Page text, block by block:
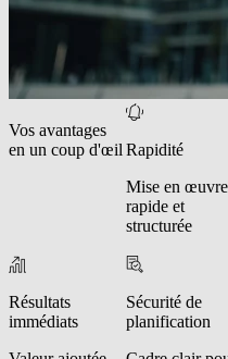
Vos avantages
en un coup d'œil Rapidité
Mise en œuvre
rapide et
structurée
Résultats
immédiats
Sécurité de
planification